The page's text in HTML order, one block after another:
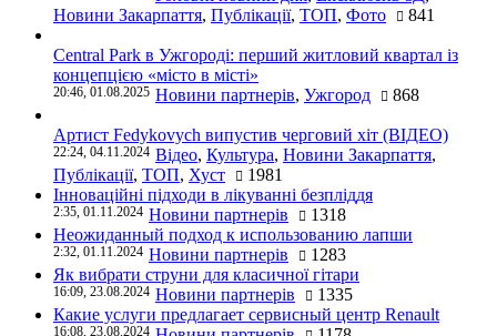
Новини Закарпаття, Публікації, ТОП, Фото 841
Central Park в Ужгороді: перший житловий квартал із
концепцією «місто в місті»
20:46, 01.08.2025 Новини партнерів, Ужгород 868
Артист Fedykovych випустив черговий хіт (ВІДЕО)
22:24, 04.11.2024 Відео, Культура, Новини Закарпаття,
Публікації, ТОП, Хуст
1981
Інноваційні підходи в лікуванні безпліддя
2:35, 01.11.2024 Новини партнерів
1318
Неожиданный подход к использованию лапши
2:32, 01.11.2024 Новини партнерів
1283
Як вибрати струни для класичної гітари
16:09, 23.08.2024 Новини партнерів
1335
Какие услуги предлагает сервисный центр Renault
16:08, 23.08.2024